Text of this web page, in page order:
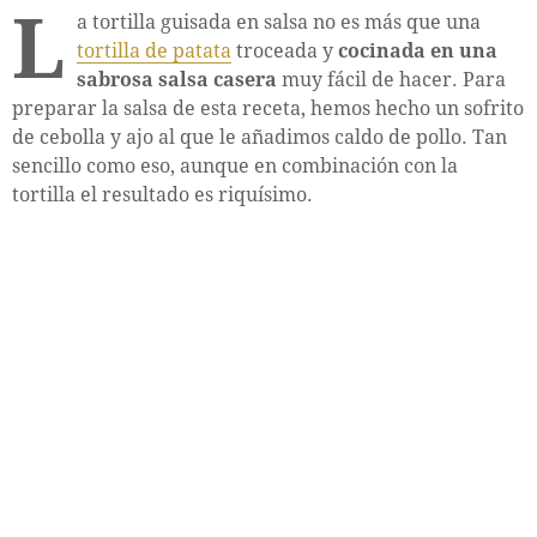
L a tortilla guisada en salsa no es más que una
tortilla de patata troceada y cocinada en una
sabrosa salsa casera muy fácil de hacer. Para
preparar la salsa de esta receta, hemos hecho un sofrito
de cebolla y ajo al que le añadimos caldo de pollo. Tan
sencillo como eso, aunque en combinación con la
tortilla el resultado es riquísimo.